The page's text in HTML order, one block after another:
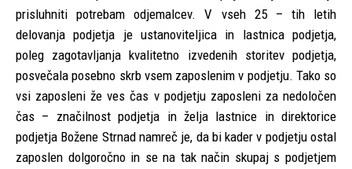
prisluhniti potrebam odjemalcev. V vseh 25 – tih letih
delovanja podjetja je ustanoviteljica in lastnica podjetja,
poleg zagotavljanja kvalitetno izvedenih storitev podjetja,
posvečala posebno skrb vsem zaposlenim v podjetju. Tako so
vsi zaposleni že ves čas v podjetju zaposleni za nedoločen
čas – značilnost podjetja in želja lastnice in direktorice
podjetja Božene Strnad namreč je, da bi kader v podjetju ostal
zaposlen dolgoročno in se na tak način skupaj s podjetjem